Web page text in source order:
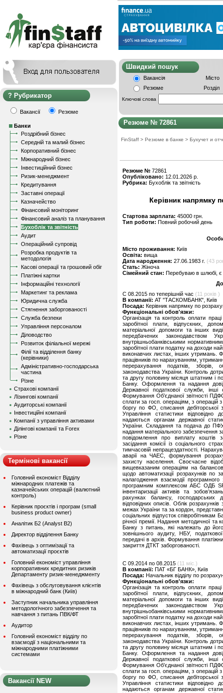
Рубрикатор
Вакансії Резюме
Банки
Роздрібний бізнес
Середній та малий бізнес
Корпоративний бізнес
Міжнародний бізнес
Інвестиційний бізнес
Ризик-менеджмент
Кредитування
Заставні операції
Казначейство
Фінансовий моніторинг
Фінансовий аналіз та планування
Бухоблік та звітність
Аудит
Операційний супровід
Розробка продуктів та
методологія
Касові операції та грошовий обіг
Платіжні картки
Інформаційні технології
Маркетинг та реклама
Юридична служба
Стягнення заборгованості
Служба безпеки
Управління персоналом
Діловодство
Розвиток філіальної мережі
Філії та відділення банку
(керівники)
Адміністративно-господарська
частина
Різне
Страхові компанії
Лізингові компанії
Аудиторські компанії
Інвестиційні компанії
Компанії з управління активами
Ділінгові компанії та Forex
Різне
Термінові вакансії
Головний економіст Відділу
міжнародних платежів та
казначейських операцій (валютний
контроль)
Керівник проєктів і програм (small
business product owner)
Аналітик Б2 (Analyst B2)
Директор відділення Банку
Фахівець з оптимізації та
автоматизації проєктів
Головний економіст управління
корпоративних кредитних ризиків
Департаменту ризик-менеджменту
Фахівець з обслуговування клієнтів
в міжнародний банк (Київ)
Заступник начальника управління
методологічного забезпечення та
навчання з питань ПВК/ФТ
Аудитор
Головний економіст відділу по
взаємодії з національними та
міжнародними платіжними
системами
Вакансії NEW
Швидкий
Вакансія
Місто
Резюме
Розділ
Ключові слова
Резюме № 72861
FinStaff > Резюме в банке > Бухучет и
Резюме № 72861
Опубліковано: 12.01.2026 р.
Рубрика: Бухоблік та звітність
Керівник напрямку
Стартова зарплата: 45000 грн.
Тип роботи: Повний робочий день
Місто проживання: Київ
Освіта: вища
Дата народження: 27.06.1983 г. (43
Стать: Жіноча
Сімейний стан: Перебуваю в шлюбі, є
C 08.2015 по теперішній час (11 років )
В компанії: АТ "ТАСКОМБАНК", Київ
Посада: Керівник напрямку по
Функціональні обов'язки:
Організація та контроль оплати
заробітної плати, відпускних,
матеріальної допомоги та інших
передбачених законодавством
внутрішньобанківськими
заробітної плати податку на доходи
виконавчих листах, інших утримань.
працівників по нарахуванням,
перерахування податків, зборів,
законодавства України. Контроль
та другу половину місяця штатним і
Банку. Оформлення та надання
Державної податкової служби,
Формування Об’єднаної звітності
сплати за госп. операціям, з
боргу по ФО, списання дебіторської
Управління статистики відповідно
надаються органам державної
України. Складання та подача до
надання матеріального забезпечення
повідомлення про виплату коштів
засідання комісії із соціального
тимчасовій непрацездатності.
аварії на ЧАЕС, формування
захисту населення. Своєчасне
вищевказаним операціям на
щодо автоматизації розрахунків по
налагодження взаємодії
програмним комплексом АБС ОДБ
інвентаризації активів та
рахунках балансу, господарських
відповідних описів. Облік
межах України та за кордон,
соціальних відпусток
річної премії. Надання методичної та
Банку з питань, які належать до
зовнішнього аудиту, НБУ,
передачі в архів. Формування
закриття ДТКТ заборгованості.
C 09.2014 по 08.2015 (11 міс.)
В компанії: ПАТ «БГ БАНК», Київ
Посада: Начальник відділу по
Функціональні обов'язки:
Організація та контроль оплати
заробітної плати, відпускних,
матеріальної допомоги та інших
передбачених законодавством
внутрішньобанківськими
заробітної плати податку на доходи
виконавчих листах, інших утримань.
працівників по нарахуванням,
перерахування податків, зборів,
законодавства України. Контроль
та другу половину місяця штатним і
Банку. Оформлення та надання
Державної податкової служби,
Формування Об’єднаної звітності
сплати за госп. операціям, з
боргу по ФО, списання дебіторської
Управління статистики відповідно
надаються органам державної